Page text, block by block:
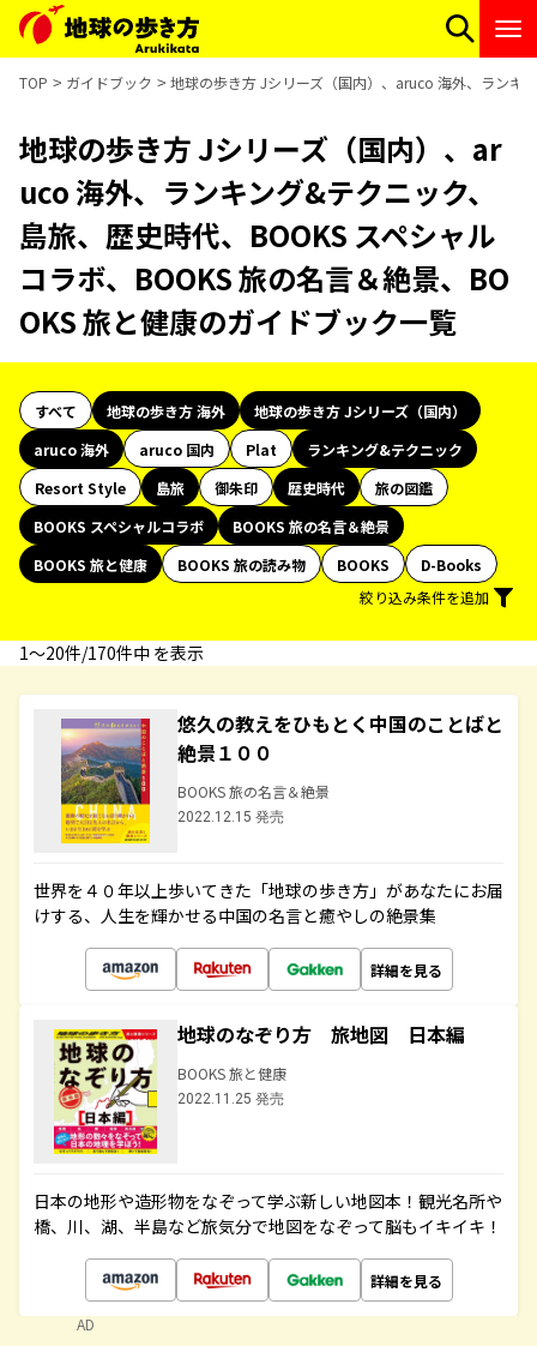
TOP ガイドブック 地球の歩き方 Jシリーズ（国内）、aruco 海外、ランキ
地球の歩き方 Jシリーズ（国内）、ar
uco 海外、ランキング&テクニック、
島旅、歴史時代、BOOKS スペシャル
コラボ、BOOKS 旅の名言＆絶景、BO
OKS 旅と健康のガイドブック一覧
すべて 地球の歩き方 海外
地球の歩き方 Jシリーズ（国内）
aruco 海外
aruco 国内 Plat
ランキング&テクニック
Resort Style
島旅 御朱印 歴史時代
旅の図鑑
BOOKS スペシャルコラボ
BOOKS 旅の名言＆絶景
BOOKS 旅と健康
BOOKS 旅の読み物 BOOKS
D-Books
絞り込み条件を追加
1〜20件/170件中 を表示
悠久の教えをひもとく中国のことばと
絶景１００
BOOKS 旅の名言＆絶景
2022.12.15 発売
世界を４０年以上歩いてきた「地球の歩き方」があなたにお届
けする、人生を輝かせる中国の名言と癒やしの絶景集
詳細を見る
地球のなぞり方 旅地図 日本編
BOOKS 旅と健康
2022.11.25 発売
日本の地形や造形物をなぞって学ぶ新しい地図本！観光名所や
橋、川、湖、半島など旅気分で地図をなぞって脳もイキイキ！
詳細を見る
AD